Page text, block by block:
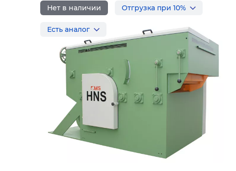
Нет в наличии Отгрузка при 10%
Есть аналог